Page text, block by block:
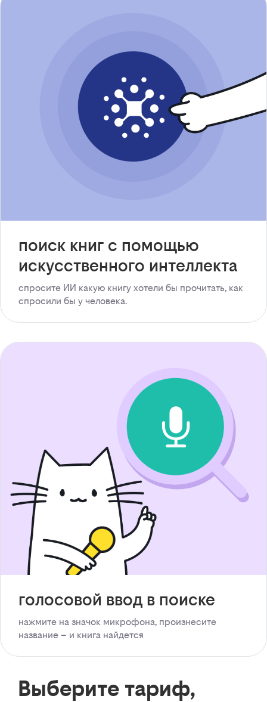
поиск книг с помощью
искусственного интеллекта
спросите ИИ какую книгу хотели бы прочитать, как
спросили бы у человека.
голосовой ввод в поиске
нажмите на значок микрофона, произнесите
название – и книга найдется
Выберите тариф,